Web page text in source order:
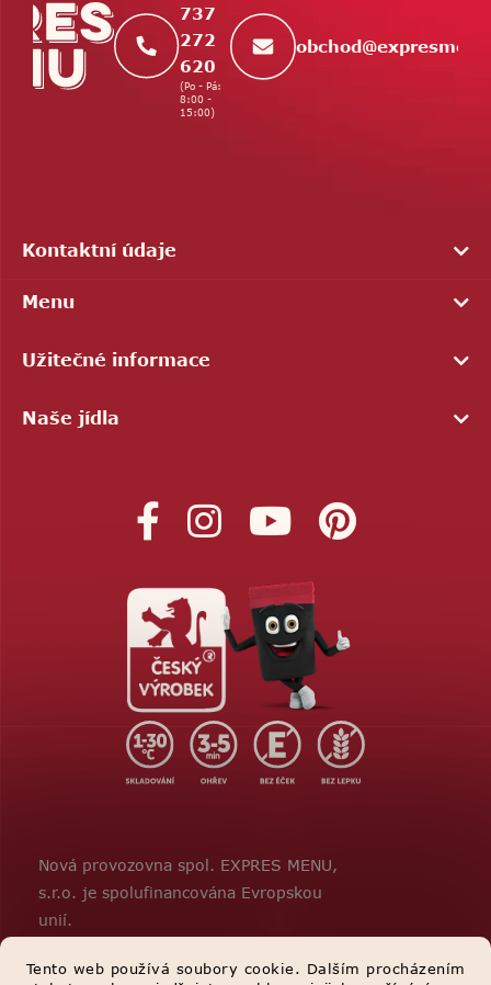
Tento web používá soubory cookie. Dalším procházením
737
272
620
(Po - Pá:
8:00 -
15:00)
obchod@
Kontaktní údaje
Menu
Užitečné informace
Naše jídla
Nová provozovna spol. EXPRES MENU,
s.r.o. je spolufinancována Evropskou
unií.